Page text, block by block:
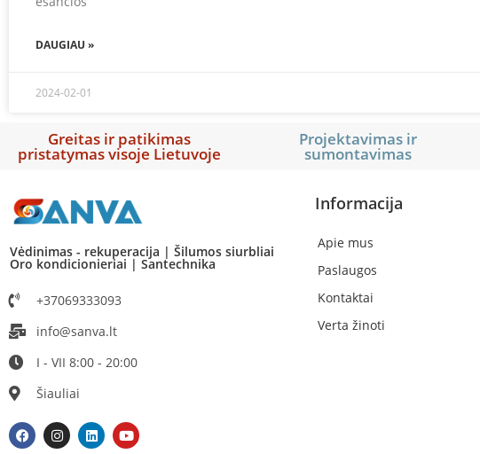
DAUGIAU »
2024-02-01
Greitas ir patikimas
pristatymas visoje Lietuvoje
Projektavimas ir
sumontavimas
Vėdinimas - rekuperacija | Šilumos siurbliai
Oro kondicionieriai | Santechnika
+37069333093
info@sanva.lt
I - VII 8:00 - 20:00
Šiauliai
Informacija
Apie mus
Paslaugos
Kontaktai
Verta žinoti